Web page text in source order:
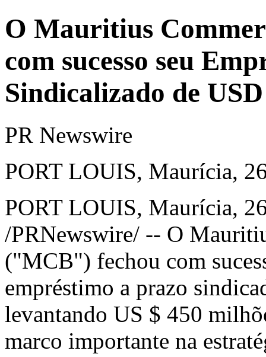
O Mauritius
com sucesso seu
Sindicalizado de
PR Newswire
PORT LOUIS, Maurícia,
PORT LOUIS, Maurícia,
/PRNewswire/ -- O
("MCB") fechou com
empréstimo a prazo
levantando US $ 450
marco importante na